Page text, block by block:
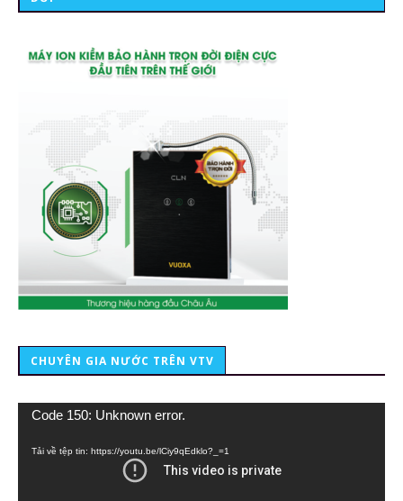
CHUYÊN GIA NƯỚC TRÊN VTV
Trình
Code 150: Unknown error.
Tải về tệp tin: https://youtu.be/lCiy9qEdklo?_=1